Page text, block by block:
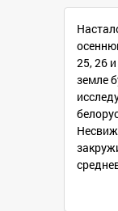
25, 26
земле
ПО